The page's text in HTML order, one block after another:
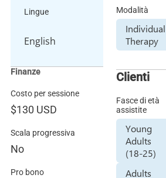
Lingue
English
Finanze
Costo per sessione
$130 USD
Scala progressiva
No
Pro bono
Modalità
Individual
Therapy
Clienti
Fasce di età
assistite
Young
Adults
(18-25)
Adults